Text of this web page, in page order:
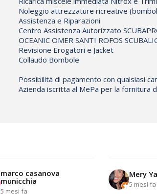
Noleggio attrezzature ricreative
Assistenza e Riparazioni
Centro Assistenza Autorizzato
OCEANIC OMER SANTI ROFOS
Revisione Erogatori e Jacket
Collaudo Bombole
Possibilità di pagamento con qualsiasi
Azienda iscritta al MePa per la fornitura
marco casanova
municchia
5 mesi fa
Mery
5 mesi fa